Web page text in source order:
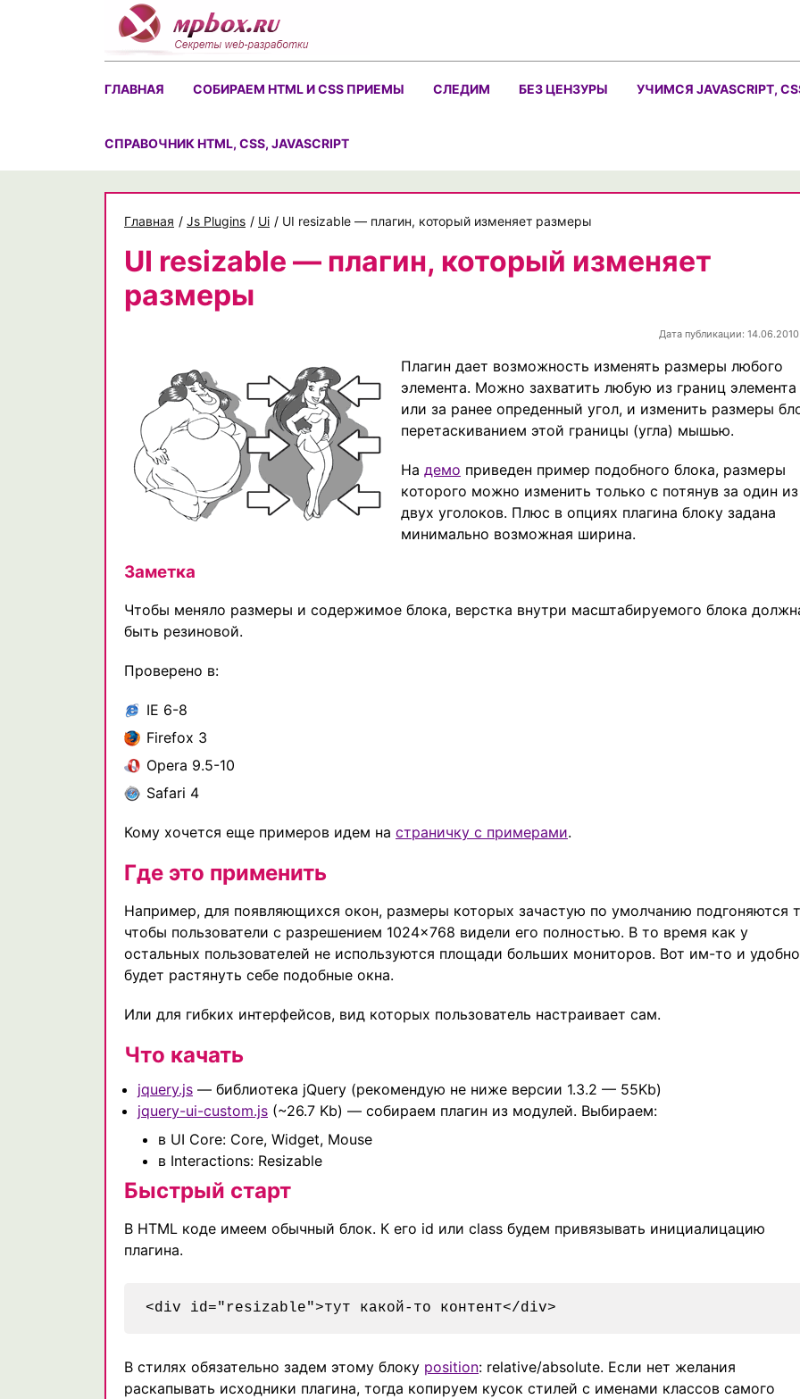
ГЛАВНАЯ СОБИРАЕМ HTML И CSS ПРИЕМЫ СЛЕДИМ БЕЗ ЦЕНЗУРЫ УЧИМСЯ JAVASCRIPT,
CПРАВОЧНИК HTML, CSS, JAVASCRIPT
Главная / Js Plugins / Ui / UI resizable — плагин, который изменяет размеры
UI resizable — плагин, который изменяет
размеры
Дата публикации: 14.06.2010
Плагин дает возможность изменять размеры любого
элемента. Можно захватить любую из границ элемента
или за ранее опреденный угол, и изменить размеры
перетаскиванием этой границы (угла) мышью.
На демо приведен пример подобного блока, размеры
которого можно изменить только с потянув за один из
двух уголоков. Плюс в опциях плагина блоку задана
минимально возможная ширина.
Заметка
Чтобы меняло размеры и содержимое блока, верстка внутри масштабируемого блока
быть резиновой.
Проверено в:
IE 6-8
Firefox 3
Opera 9.5-10
Safari 4
Кому хочется еще примеров идем на страничку с примерами.
Где это применить
Например, для появляющихся окон, размеры которых зачастую по умолчанию подгоняются
чтобы пользователи с разрешением 1024×768 видели его полностью. В то время как у
остальных пользователей не используются площади больших мониторов. Вот им-то и удобно
будет растянуть себе подобные окна.
Или для гибких интерфейсов, вид которых пользователь настраивает сам.
Что качать
jquery.js — библиотека jQuery (рекомендую не ниже версии 1.3.2 — 55Kb)
jquery-ui-custom.js (~26.7 Kb) — собираем плагин из модулей. Выбираем:
в UI Core: Core, Widget, Mouse
в Interactions: Resizable
Быстрый старт
В HTML коде имеем обычный блок. К его id или class будем привязывать инициалицацию
плагина.
В стилях обязательно задем этому блоку position: relative/absolute. Если нет желания
раскапывать исходники плагина, тогда копируем кусок стилей с именами классов самого